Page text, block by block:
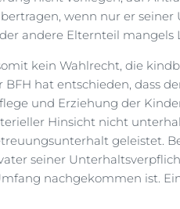
wenn nur er
andere Elternteil
kein Wahlrecht, die
BFH hat entschieden, dass
und Erziehung der
Hinsicht nicht
geleistet.
seiner
nachgekommen ist.